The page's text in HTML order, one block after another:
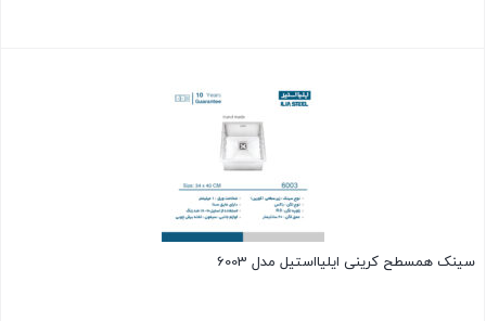
سینک همسطح کرینی ایلیااستیل مدل 6003